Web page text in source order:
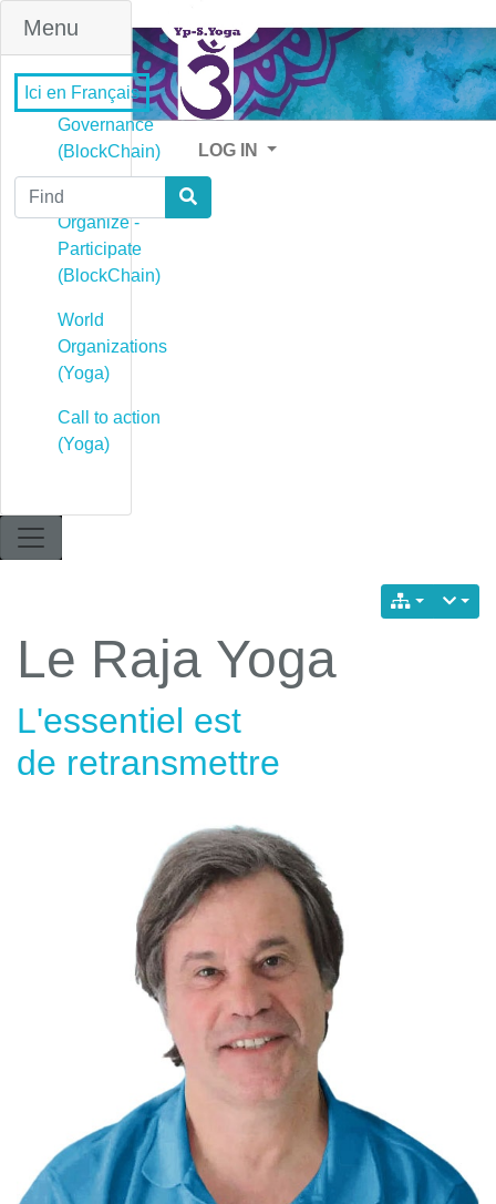
Menu
Governance
(BlockChain)
Governance -
Organize -
Participate
(BlockChain)
World
Organizations
(Yoga)
Call to action
(Yoga)
Ici en Français
LOG IN
Find
Le Raja Yoga
L'essentiel est
de retransmettre